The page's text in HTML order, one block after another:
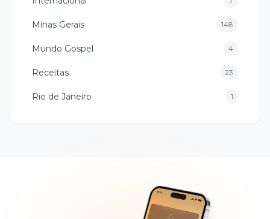
Minas Gerais 148
Mundo Gospel 4
Receitas 23
Rio de Janeiro 1